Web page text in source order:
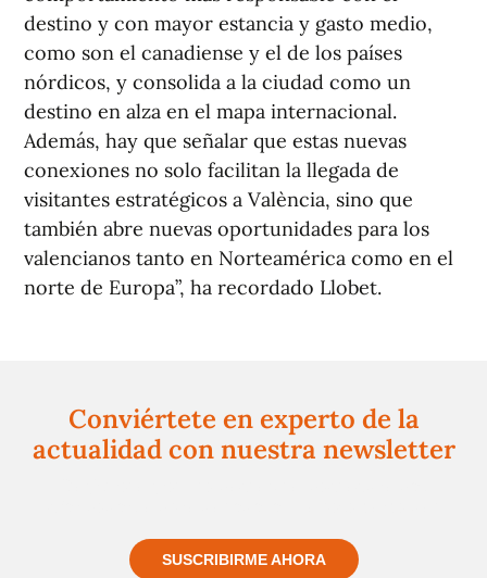
destino y con mayor estancia y gasto medio,
como son el canadiense y el de los países
nórdicos, y consolida a la ciudad como un
destino en alza en el mapa internacional.
Además, hay que señalar que estas nuevas
conexiones no solo facilitan la llegada de
visitantes estratégicos a València, sino que
también abre nuevas oportunidades para los
valencianos tanto en Norteamérica como en el
norte de Europa”, ha recordado Llobet.
Conviértete en experto de la
actualidad con nuestra newsletter
SUSCRIBIRME AHORA